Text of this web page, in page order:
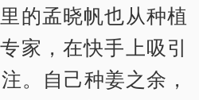
的孟晓帆也从种植
家，在快手上吸引
。自己种姜之余，